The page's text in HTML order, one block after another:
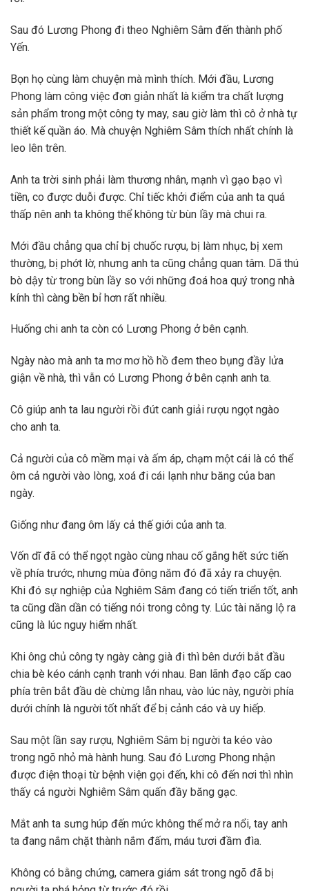
Sau đó Lương Phong đi theo Nghiêm Sâm đến thành phố
Yến.
Bọn họ cùng làm chuyện mà mình thích. Mới đầu, Lương
Phong làm công việc đơn giản nhất là kiểm tra chất lượng
sản phẩm trong một công ty may, sau giờ làm thì cô ở nhà tự
thiết kế quần áo. Mà chuyện Nghiêm Sâm thích nhất chính là
leo lên trên.
Anh ta trời sinh phải làm thương nhân, mạnh vì gạo bạo vì
tiền, co được duỗi được. Chỉ tiếc khởi điểm của anh ta quá
thấp nên anh ta không thể không từ bùn lầy mà chui ra.
Mới đầu chẳng qua chỉ bị chuốc rượu, bị làm nhục, bị xem
thường, bị phớt lờ, nhưng anh ta cũng chẳng quan tâm. Dã thú
bò dậy từ trong bùn lầy so với những đoá hoa quý trong nhà
kính thì càng bền bỉ hơn rất nhiều.
Huống chi anh ta còn có Lương Phong ở bên cạnh.
Ngày nào mà anh ta mơ mơ hồ hồ đem theo bụng đầy lửa
giận về nhà, thì vẫn có Lương Phong ở bên cạnh anh ta.
Cô giúp anh ta lau người rồi đút canh giải rượu ngọt ngào
cho anh ta.
Cả người của cô mềm mại và ấm áp, chạm một cái là có thể
ôm cả người vào lòng, xoá đi cái lạnh như băng của ban
ngày.
Giống như đang ôm lấy cả thế giới của anh ta.
Vốn dĩ đã có thể ngọt ngào cùng nhau cố gắng hết sức tiến
về phía trước, nhưng mùa đông năm đó đã xảy ra chuyện.
Khi đó sự nghiệp của Nghiêm Sâm đang có tiến triển tốt, anh
ta cũng dần dần có tiếng nói trong công ty. Lúc tài năng lộ ra
cũng là lúc nguy hiểm nhất.
Khi ông chủ công ty ngày càng già đi thì bên dưới bắt đầu
chia bè kéo cánh cạnh tranh với nhau. Ban lãnh đạo cấp cao
phía trên bắt đầu dè chừng lẫn nhau, vào lúc này, người phía
dưới chính là người tốt nhất để bị cảnh cáo và uy hiếp.
Sau một lần say rượu, Nghiêm Sâm bị người ta kéo vào
trong ngõ nhỏ mà hành hung. Sau đó Lương Phong nhận
được điện thoại từ bệnh viện gọi đến, khi cô đến nơi thì nhìn
thấy cả người Nghiêm Sâm quấn đầy băng gạc.
Mắt anh ta sưng húp đến mức không thể mở ra nổi, tay anh
ta đang nắm chặt thành nắm đấm, máu tươi đầm đìa.
Không có bằng chứng, camera giám sát trong ngõ đã bị